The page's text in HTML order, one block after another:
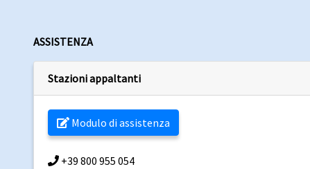
ASSISTENZA
Stazioni appaltanti
Modulo di assistenza
+39 800 955 054